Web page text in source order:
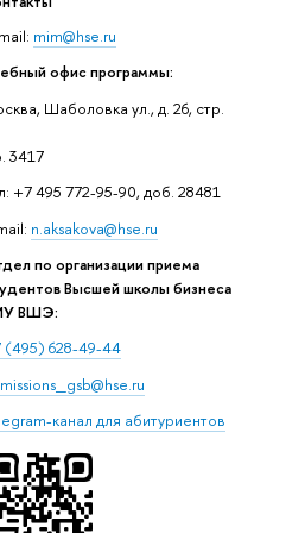
mim@hse.ru
офис программы:
Шаболовка ул., д. 26, стр.
3417
+7 495 772-95-90, доб. 28481
n.aksakova@hse.ru
по организации приема
Высшей школы бизнеса
ВШЭ:
(495) 628-49-44
канал для абитуриентов